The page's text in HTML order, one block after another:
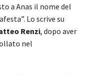
a Anas il nome del
Lo scrive su
Renzi, dopo aver
nel